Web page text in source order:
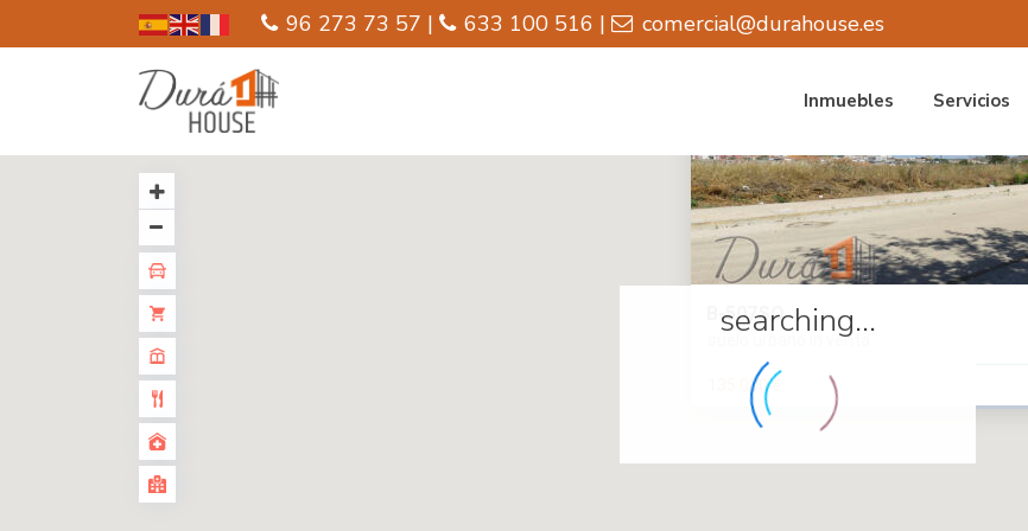
96 273 73 57 | 633 100 516 | comercial@durahouse.es
Inmuebles Servicios
B-507SO
suelo urbano in venta
135.000 €
searching...